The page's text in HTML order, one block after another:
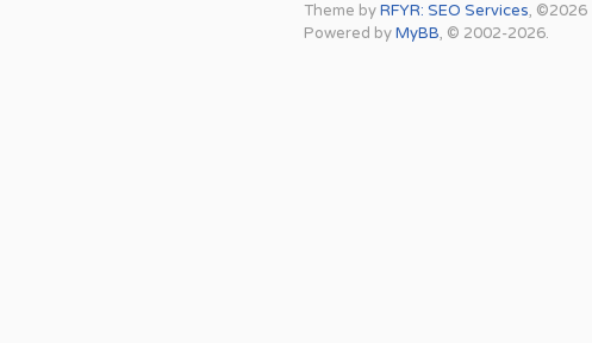
Theme byRFYR: SEO Services, ©2026
Powered byMyBB, © 2002-2026.